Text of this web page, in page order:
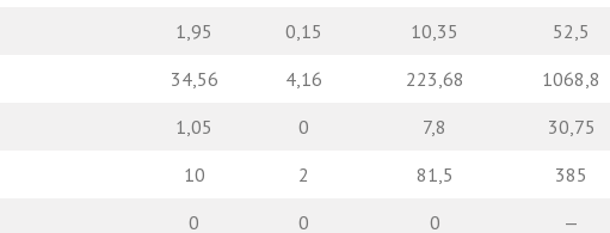
1,95 0,15 10,35
52,5
34,56 4,16 223,68
1068,8
1,05 0 7,8
30,75
10 2 81,5
385
0 0 0
—